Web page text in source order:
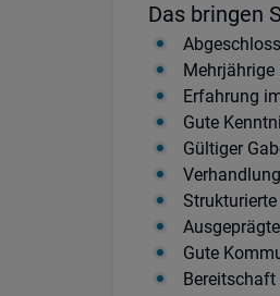
Das bringen
Erfahrung
Gute
Gültiger
Gute